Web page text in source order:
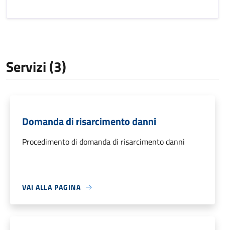
Servizi (3)
Domanda di risarcimento danni
Procedimento di domanda di risarcimento danni
VAI ALLA PAGINA